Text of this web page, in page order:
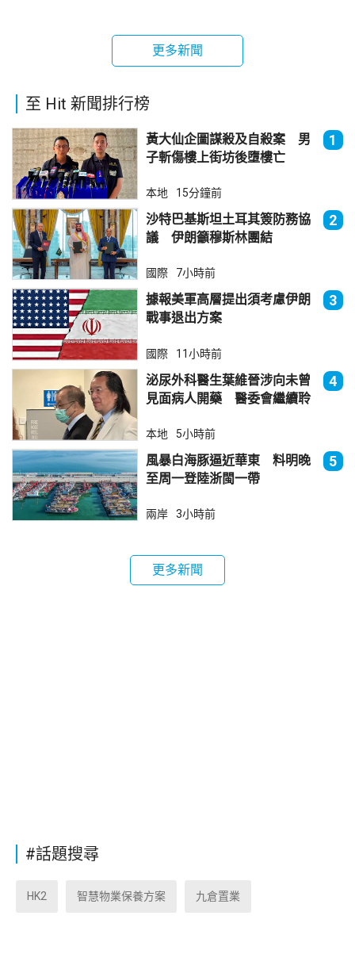
更多新聞
至 Hit 新聞排行榜
黃大仙企圖謀殺及自殺案 男
子斬傷樓上街坊後墮樓亡
1
本地 15分鐘前
沙特巴基斯坦土耳其簽防務協
議 伊朗籲穆斯林團結
2
國際 7小時前
據報美軍高層提出須考慮伊朗
戰事退出方案
3
國際 11小時前
泌尿外科醫生葉維晉涉向未曾
見面病人開藥 醫委會繼續聆
4
本地 5小時前
風暴白海豚逼近華東 料明晚
至周一登陸浙閩一帶
5
兩岸 3小時前
更多新聞
#話題搜尋
HK2 智慧物業保養方案 九倉置業